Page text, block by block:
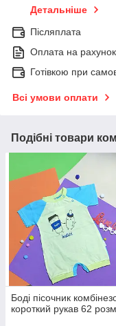
Детальніше
Післяплата
Оплата на рахунок
Готівкою при
Всі умови оплати
Подібні товари
Боді пісочник
короткий рукав 62